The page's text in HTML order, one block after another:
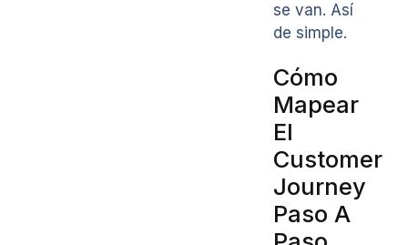
se van. Así
de simple.
Cómo
Mapear
El
Customer
Journey
Paso A